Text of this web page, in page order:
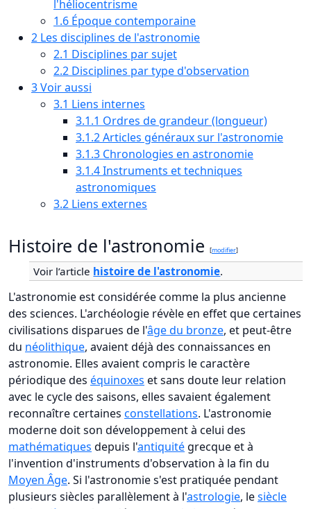
l'héliocentrisme
1.6 Époque contemporaine
2 Les disciplines de l'astronomie
2.1 Disciplines par sujet
2.2 Disciplines par type d'observation
3Voir aussi
3.1 Liens internes
3.1.1 Ordres de grandeur (longueur)
3.1.2Articles généraux sur l'astronomie
3.1.3 Chronologies en astronomie
3.1.4Instruments et techniques
astronomiques
3.2 Liens externes
Histoire de l'astronomie [modifier]
Voir l’article histoire de l'astronomie.
L'astronomie est considérée comme la plus ancienne
des sciences. L'archéologie révèle en effet que certaines
civilisations disparues de l'âge du bronze, et peut-être
du néolithique, avaient déjà des connaissances en
astronomie. Elles avaient compris le caractère
périodique des équinoxes et sans doute leur relation
avec le cycle des saisons, elles savaient également
reconnaître certaines constellations. L'astronomie
moderne doit son développement à celui des
mathématiques depuis l'antiquité grecque et à
l'invention d'instruments d'observation à la fin du
Moyen Âge. Si l'astronomie s'est pratiquée pendant
plusieurs siècles parallèlement à l'astrologie, lesiècle